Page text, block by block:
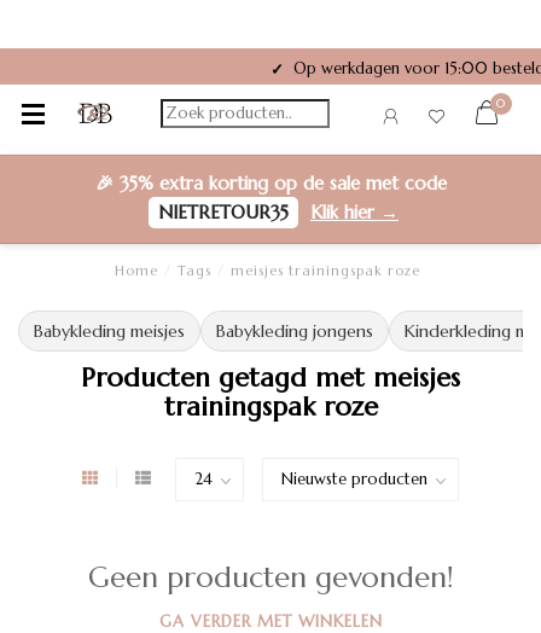
✓ Op werkdagen voor 15:00
0
🎉 35% extra kortingop de sale met code
NIETRETOUR35
Klik hier →
Home Tags meisjes trainingspak roze
Babykleding meisjes Babykleding jongens Kinderkleding
Producten getagd met meisjes
trainingspak roze
Geen producten gevonden!
GA VERDER MET WINKELEN